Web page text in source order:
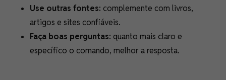
Use outras fontes: complemente com livros,
artigos e sites confiáveis.
Faça boas perguntas: quanto mais claro e
específico o comando, melhor a resposta.